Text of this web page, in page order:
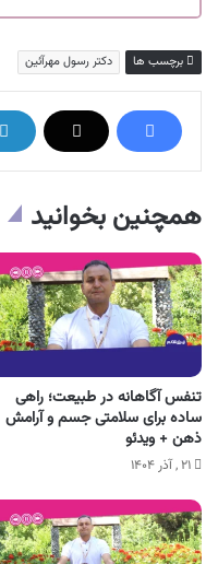
برچسب ها دکتر رسول مهرآئین
همچنین بخوانید
تنفس آگاهانه در طبیعت؛ راهی
ساده برای سلامتی جسم و آرامش
ذهن + ویدئو
۲۱ , آذر ۱۴۰۴